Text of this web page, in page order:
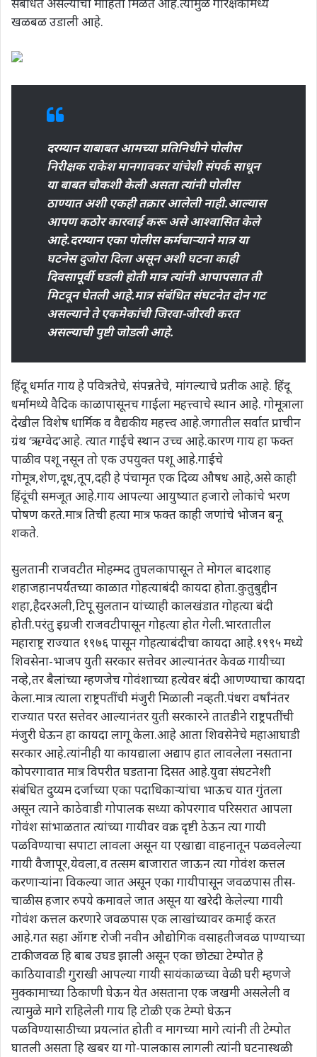
संबंधित असल्याची माहिती मिळत आहे.त्यामुळे गोरक्षकांमध्ये
खळबळ उडाली आहे.
दरम्यान याबाबत आमच्या प्रतिनिधीने पोलीस
निरीक्षक राकेश मानगावकर यांचेशी संपर्क साधून
या बाबत चौकशी केली असता त्यांनी पोलीस
ठाण्यात अशी एकही तक्रार आलेली नाही.आल्यास
आपण कठोर कारवाई करू असे आश्वासित केले
आहे.दरम्यान एका पोलीस कर्मचाऱ्याने मात्र या
घटनेस दुजोरा दिला असून अशी घटना काही
दिवसापूर्वी घडली होती मात्र त्यांनी आपापसात ती
मिटवून घेतली आहे.मात्र संबंधित संघटनेत दोन गट
असल्याने ते एकमेकांची जिरवा-जीरवी करत
असल्याची पुष्टी जोडली आहे.
हिंदू धर्मात गाय हे पवित्रतेचे, संपन्नतेचे, मांगल्याचे प्रतीक आहे. हिंदू
धर्मामध्ये वैदिक काळापासूनच गाईला महत्त्वाचे स्थान आहे. गोमूत्राला
देखील विशेष धार्मिक व वैद्यकीय महत्त्व आहे.जगातील सर्वात प्राचीन
ग्रंथ ‘ऋग्वेद’आहे. त्यात गाईचे स्थान उच्च आहे.कारण गाय हा फक्त
पाळीव पशू नसून तो एक उपयुक्त पशू आहे.गाईचे
गोमूत्र,शेण,दूध,तूप,दही हे पंचामृत एक दिव्य औषध आहे,असे काही
हिंदूंची समजूत आहे.गाय आपल्या आयुष्यात हजारो लोकांचे भरण
पोषण करते.मात्र तिची हत्या मात्र फक्त काही जणांचे भोजन बनू
शकते.
सुलतानी राजवटीत मोहम्मद तुघलकापासून ते मोगल बादशाह
शहाजहानपर्यंतच्या काळात गोहत्याबंदी कायदा होता.कुतुबुद्दीन
शहा,हैदरअली,टिपू सुलतान यांच्याही कालखंडात गोहत्या बंदी
होती.परंतु इग्रजी राजवटीपासून गोहत्या होत गेली.भारतातील
महाराष्ट्र राज्यात १९७६ पासून गोहत्याबंदीचा कायदा आहे.१९९५ मध्ये
शिवसेना-भाजप युती सरकार सत्तेवर आल्यानंतर केवळ गायीच्या
नव्हे,तर बैलांच्या म्हणजेच गोवंशाच्या हत्येवर बंदी आणण्याचा कायदा
केला.मात्र त्याला राष्ट्रपतींची मंजुरी मिळाली नव्हती.पंधरा वर्षांनंतर
राज्यात परत सत्तेवर आल्यानंतर युती सरकारने तातडीने राष्ट्रपतींची
मंजुरी घेऊन हा कायदा लागू केला.आहे आता शिवसेनेचे महाआघाडी
सरकार आहे.त्यांनीही या कायद्याला अद्याप हात लावलेला नसताना
कोपरगावात मात्र विपरीत घडताना दिसत आहे.युवा संघटनेशी
संबंधित दुय्यम दर्जाच्या एका पदाधिकाऱ्यांचा भाऊच यात गुंतला
असून त्याने काठेवाडी गोपालक सध्या कोपरगाव परिसरात आपला
गोवंश सांभाळतात त्यांच्या गायीवर वक्र दृष्टी ठेऊन त्या गायी
पळविण्याचा सपाटा लावला असून या एखाद्या वाहनातून पळवलेल्या
गायी वैजापूर,येवला,व तत्सम बाजारात जाऊन त्या गोवंश कत्तल
करणाऱ्यांना विकल्या जात असून एका गायीपासून जवळपास तीस-
चाळीस हजार रुपये कमावले जात असून या खरेदी केलेल्या गायी
गोवंश कत्तल करणारे जवळपास एक लाखांच्यावर कमाई करत
आहे.गत सहा ऑगष्ट रोजी नवीन औद्योगिक वसाहतीजवळ पाण्याच्या
टाकीजवळ हि बाब उघड झाली असून एका छोट्या टेम्पोत हे
काठियावाडी गुराखी आपल्या गायी सायंकाळच्या वेळी घरी म्हणजे
मुक्कामाच्या ठिकाणी घेऊन येत असताना एक जखमी असलेली व
त्यामुळे मागे राहिलेली गाय हि टोळी एक टेम्पो घेऊन
पळविण्यासाठीच्या प्रयत्नांत होती व मागच्या मागे त्यांनी ती टेम्पोत
घातली असता हि खबर या गो-पालकास लागली त्यांनी घटनास्थळी